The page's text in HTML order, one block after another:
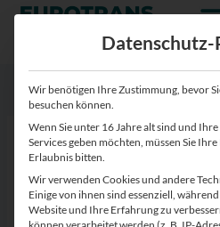
Zum
Zum
Unfallgefahr Icon
Von Eurotrans-Zugang/
Wir benötigen Ihre Zustimmung, bevor
besuchen können.
Wenn Sie unter 16 Jahre alt sind und
Services geben möchten, müssen Sie
Erlaubnis bitten.
Wir verwenden Cookies und andere
Einige von ihnen sind essenziell,
Website und Ihre Erfahrung zu